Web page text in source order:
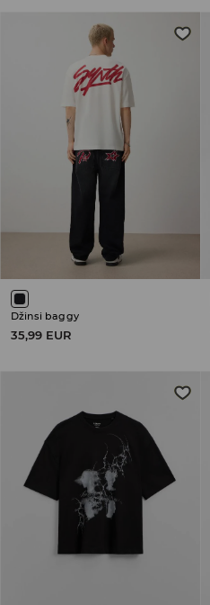
Džinsi baggy
35,99 EUR